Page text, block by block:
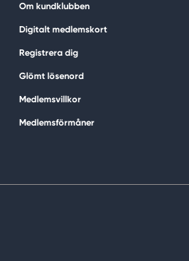
Om kundklubben
Digitalt medlemskort
Registrera dig
Glömt lösenord
Medlemsvillkor
Medlemsförmåner